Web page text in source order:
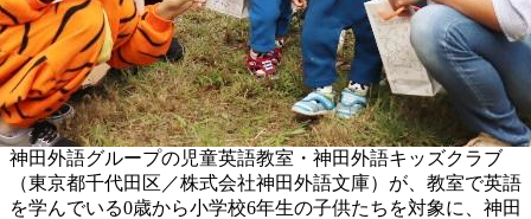
神田外語グループの児童英語教室・神田外語キッズクラブ
（東京都千代田区／株式会社神田外語文庫）が、教室で英語
を学んでいる0歳から小学校6年生の子供たちを対象に、神田